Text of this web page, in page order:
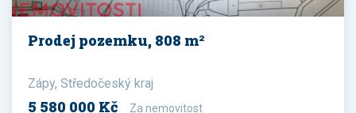
Prodej pozemku, 808 m²
Zápy, Středočeský kraj
5 580 000 Kč Za nemovitost